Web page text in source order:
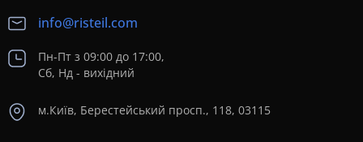
info@risteil.com
Пн-Пт з 09:00 до 17:00,
Сб, Нд - вихідний
м.Київ, Берестейський просп., 118, 03115